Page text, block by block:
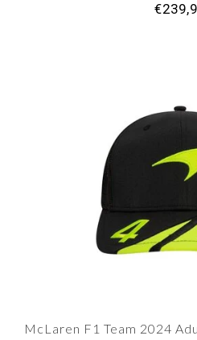
McLaren F1 Team 2024